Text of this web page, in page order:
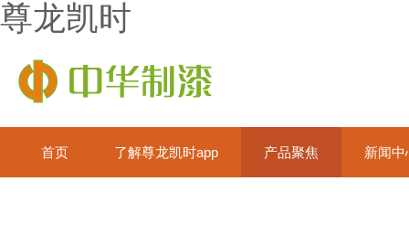
尊龙凯时
首页 了解尊龙凯时app 产品聚焦 新闻中